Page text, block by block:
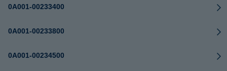
0A001-00233400
0A001-00233800
0A001-00234500